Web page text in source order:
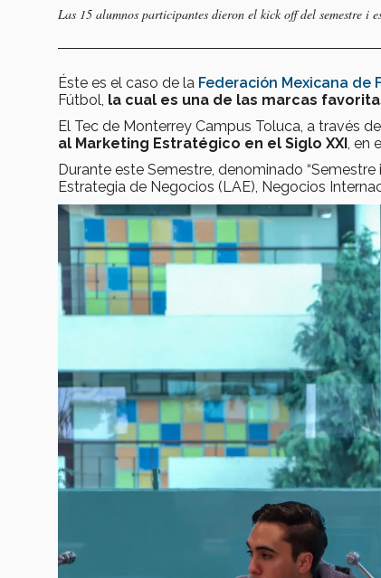
Las 15 alumnos participantes dieron el kick off del semestre i
Éste es el caso de la Federación Mexicana de
Fútbol, la cual es una de las marcas
El Tec de Monterrey Campus Toluca, a través
al Marketing Estratégico en el Siglo XXI, en
Durante este Semestre, denominado
Estrategia de Negocios (LAE), Negocios